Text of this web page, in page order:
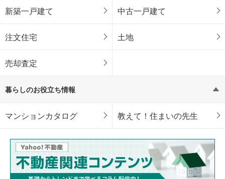
新築一戸建て 中古一戸建て
注文住宅 土地
売却査定
暮らしのお役立ち情報
マンションカタログ 教えて！住まいの先生